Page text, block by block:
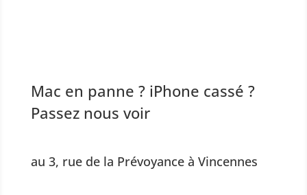
Mac en panne ? iPhone cassé ?
Passez nous voir
au 3, rue de la Prévoyance à Vincennes